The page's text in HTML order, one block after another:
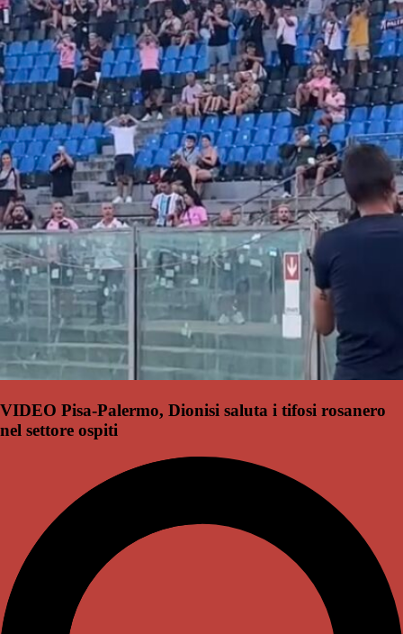
VIDEO Pisa-Palermo, Dionisi saluta i tifosi rosanero
nel settore ospiti